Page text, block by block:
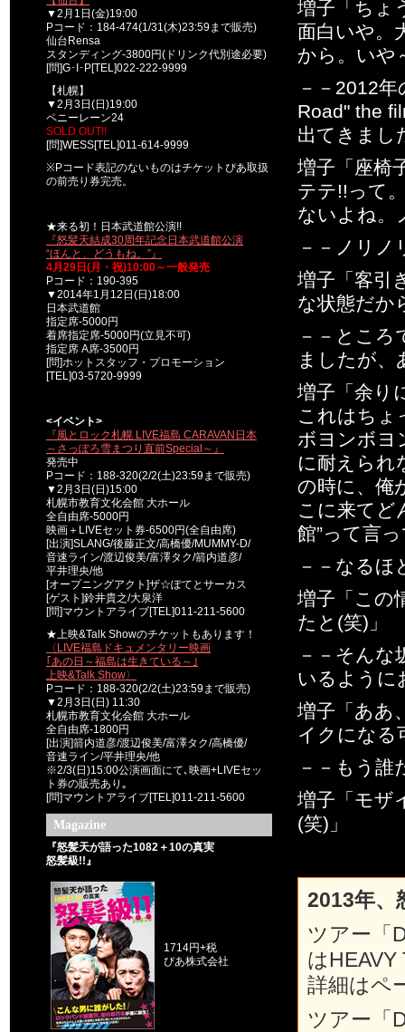
▼2月1日(金)19:00
Pコード：184-474(1/31(木)23:59まで販売)
仙台Rensa
スタンディング-3800円(ドリンク代別途必要)
[問]G･I･P[TEL]022-222-9999
【札幌】
▼2月3日(日)19:00
ペニーレーン24
SOLD OUT!!
[問]WESS[TEL]011-614-9999
※Pコード表記のないものはチケットぴあ取扱
の前売り券完売。
★来る初！日本武道館公演!!
『怒髪天結成30周年記念日本武道館公演
“ほんと、どうもね。”』
4月29日(月・祝)10:00～一般発売
Pコード：190-395
▼2014年1月12日(日)18:00
日本武道館
指定席-5000円
着席指定席-5000円(立見不可)
指定席 A席-3500円
[問]ホットスタッフ・プロモーション
[TEL]03-5720-9999
<イベント>
『風とロック札幌 LIVE福島 CARAVAN日本
～さっぽろ雪まつり直前Special～』
発売中
Pコード：188-320(2/2(土)23:59まで販売)
▼2月3日(日)15:00
札幌市教育文化会館 大ホール
全自由席-5000円
映画＋LIVEセット券-6500円(全自由席)
[出演]SLANG/後藤正文/高橋優/MUMMY-D/
音速ライン/渡辺俊美/富澤タク/箭内道彦/
平井理央/他
[オープニングアクト]ザ☆ぽてとサーカス
[ゲスト]鈴井貴之/大泉洋
[問]マウントアライブ[TEL]011-211-5600
★上映&Talk Showのチケットもあります！
〈LIVE福島ドキュメンタリー映画
｢あの日～福島は生きている～｣
上映&Talk Show〉
Pコード：188-320(2/2(土)23:59まで販売)
▼2月3日(日) 11:30
札幌市教育文化会館 大ホール
全自由席-1800円
[出演]箭内道彦/渡辺俊美/富澤タク/高橋優/
音速ライン/平井理央/他
※2/3(日)15:00公演画面にて､映画+LIVEセッ
ト券の販売あり｡
[問]マウントアライブ[TEL]011-211-5600
Magazine
『怒髪天が語った1082＋10の真実
怒髪級!!』
1714円+税
ぴあ株式会社
増子「ちょ
面白いや。
から。いや
－－2012
Road" the
出てきまし
増子「座椅
テテ!!って
ないよね。
－－ノリノ
増子「客引
な状態だか
－－とこ
ましたが、
増子「余り
これはちょ
ボヨンボヨ
に耐えら
の時に、俺
こに来てど
館”って言
－－なるほ
増子「この
たと(笑)」
－－そん
いるように
増子「ああ
イクになる
－－もう誰
増子 「モ
(笑)」
2013年、
ツアー「
はHEAVY
詳細はペ
ツアー「